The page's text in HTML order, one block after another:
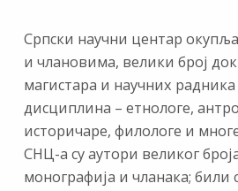
Српски научни центар
и члановима, велики број
магистара и научних
дисциплина – етнологе,
историчаре, филологе и
СНЦ-а су аутори великог
монографија и чланака; били